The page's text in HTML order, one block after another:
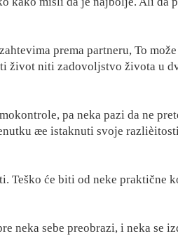
prema partneru, To
život niti zadovoljstvo života u
pa neka pazi da ne
æe istaknuti svoje
Teško će biti od neke praktične
neka sebe preobrazi, i neka se